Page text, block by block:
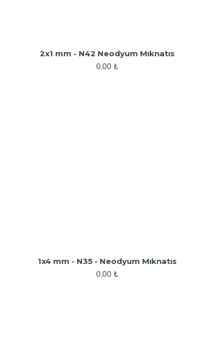
2x1 mm - N42 Neodyum Mıknatıs
0,00 ₺
1x4 mm - N35 - Neodyum Mıknatıs
0,00 ₺